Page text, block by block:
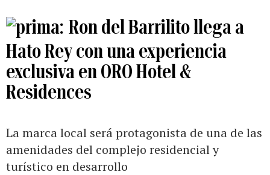
Ron del Barrilito llega a
Hato Rey con una experiencia
exclusiva en ORO Hotel &
Residences
La marca local será protagonista de una de las
amenidades del complejo residencial y
turístico en desarrollo